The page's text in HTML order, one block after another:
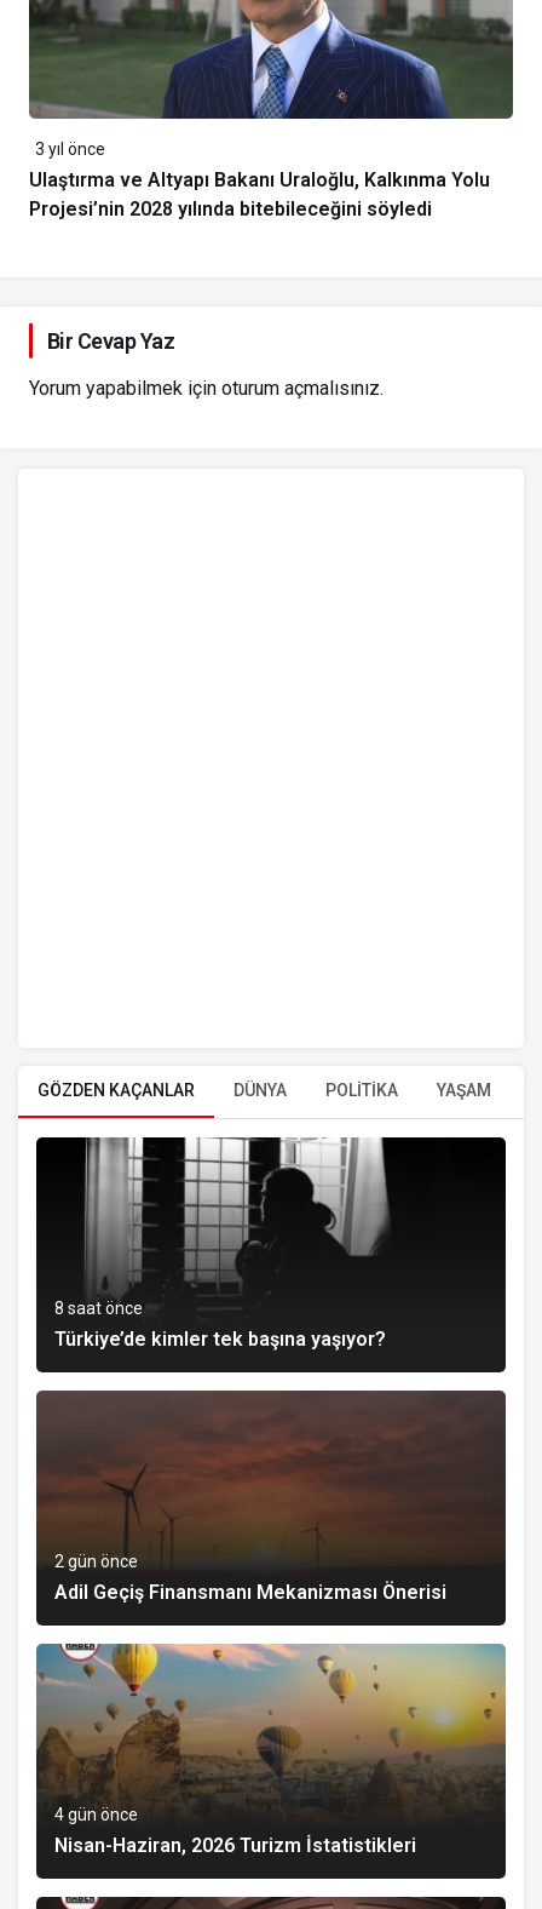
3 yıl önce
Ulaştırma ve Altyapı Bakanı Uraloğlu, Kalkınma Yolu
Projesi’nin 2028 yılında bitebileceğini söyledi
Bir Cevap Yaz
Yorum yapabilmek için oturum açmalısınız.
GÖZDEN KAÇANLAR DÜNYA POLİTİKA YAŞAM
8 saat önce
Türkiye’de kimler tek başına yaşıyor?
2 gün önce
Adil Geçiş Finansmanı Mekanizması Önerisi
4 gün önce
Nisan-Haziran, 2026 Turizm İstatistikleri